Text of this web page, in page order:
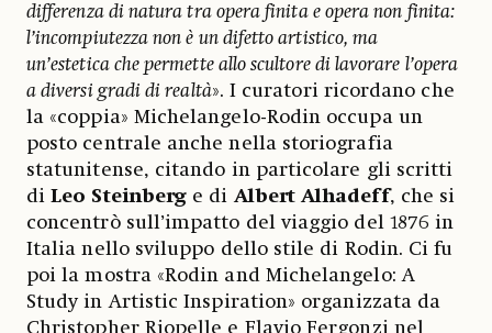
differenza di natura tra opera finita e opera non finita:
l’incompiutezza non è un difetto artistico, ma
un’estetica che permette allo scultore di lavorare l’opera
a diversi gradi di realtà». I curatori ricordano che
la «coppia» Michelangelo-Rodin occupa un
posto centrale anche nella storiografia
statunitense, citando in particolare gli scritti
diLeo Steinberg e di Albert Alhadeff, che si
concentrò sull’impatto del viaggio del 1876 in
Italia nello sviluppo dello stile di Rodin. Ci fu
poi la mostra «Rodin and Michelangelo: A
Study in Artistic Inspiration» organizzata da
Christopher Riopelle e Flavio Fergonzi nel